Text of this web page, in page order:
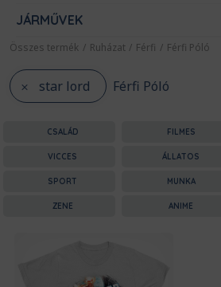
JÁRMŰVEK
Összes termék / Ruházat / Férfi / Férfi Póló
star lord Férfi Póló
CSALÁD FILMES
VICCES ÁLLATOS
SPORT MUNKA
ZENE ANIME